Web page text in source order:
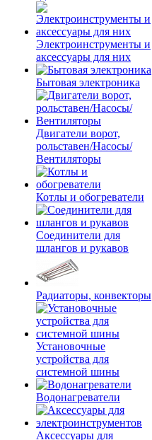
Электроинструменты и
аксессуары для них
Бытовая электроника
Двигатели ворот,
рольставен/Насосы/
Вентиляторы
Котлы и обогреватели
Соединители для
шлангов и рукавов
Радиаторы, конвекторы
Установочные
устройства для
системной шины
Водонагреватели
Аксессуары для